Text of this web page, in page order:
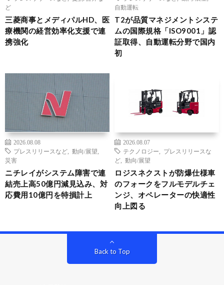
ど
三菱商事とメディパルHD、医
療機関の経営効率化支援で連
携強化
自動運転
T2が品質マネジメントシステ
ムの国際規格「ISO9001」認
証取得、自動運転分野で国内
初
2026.08.08
プレスリリースなど
動向/展望
災害
ニチレイがシステム障害で連
結売上高50億円減見込み、対
応費用10億円を特損計上
2026.08.07
テクノロジー
プレスリリースな
ど
動向/展望
ロジスネクストが防爆仕様車
のフォークをフルモデルチェ
ンジ、オペレーターの快適性
向上図る
Back to Top